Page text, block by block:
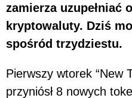
zamierza uzupełniać
kryptowaluty. Dziś
spośród trzydziestu.
Pierwszy wtorek “New
przyniósł 8 nowych